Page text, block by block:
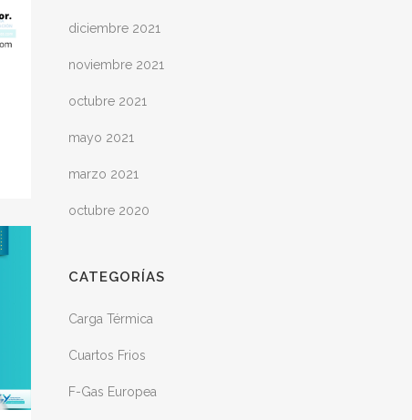
diciembre 2021
noviembre 2021
octubre 2021
mayo 2021
marzo 2021
octubre 2020
CATEGORÍAS
Carga Térmica
Cuartos Frios
F-Gas Europea